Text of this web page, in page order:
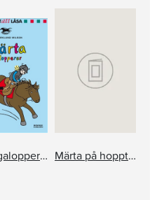
Märta galopperar Märta på hopptävling